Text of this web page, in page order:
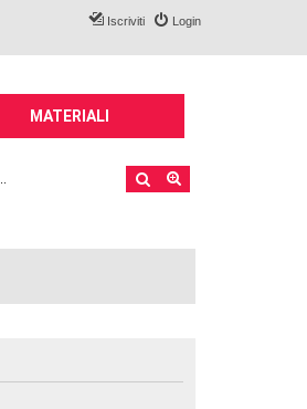
Login
Iscriviti
MATERIALI
Cerca